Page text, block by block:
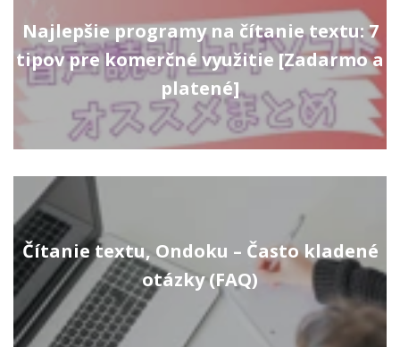
Najlepšie programy na čítanie textu: 7
tipov pre komerčné využitie [Zadarmo a
platené]
Čítanie textu, Ondoku – Často kladené
otázky (FAQ)